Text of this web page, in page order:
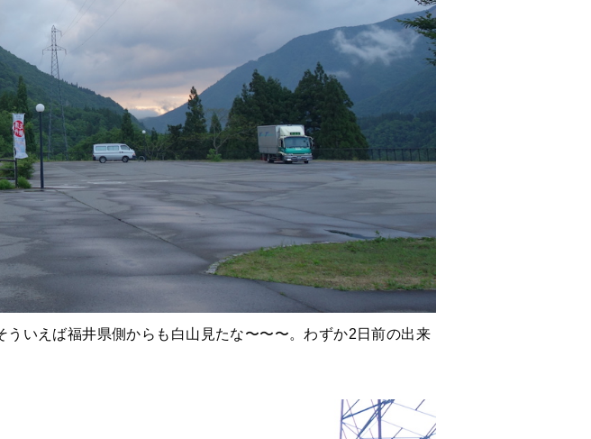
いえば福井県側からも白山見たな〜〜〜。わずか2日前の出来